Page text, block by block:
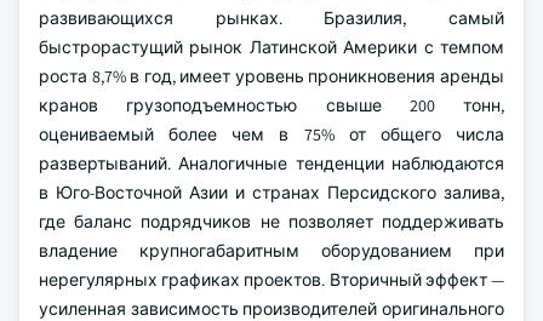
развивающихся рынках. Бразилия, самый
быстрорастущий рынок Латинской Америки с темпом
роста 8,7% в год, имеет уровень проникновения аренды
кранов грузоподъемностью свыше 200 тонн,
оцениваемый более чем в 75% от общего числа
развертываний. Аналогичные тенденции наблюдаются
в Юго-Восточной Азии и странах Персидского залива,
где баланс подрядчиков не позволяет поддерживать
владение крупногабаритным оборудованием при
нерегулярных графиках проектов. Вторичный эффект —
усиленная зависимость производителей оригинального